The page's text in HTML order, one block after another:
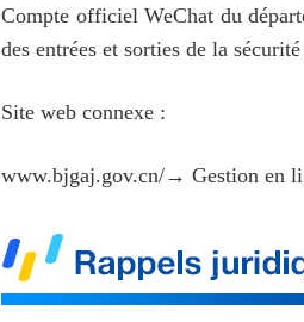
Compte officiel WeChat du
des entrées et sorties de la
Site web connexe :
www.bjgaj.gov.cn/→ Gestion en